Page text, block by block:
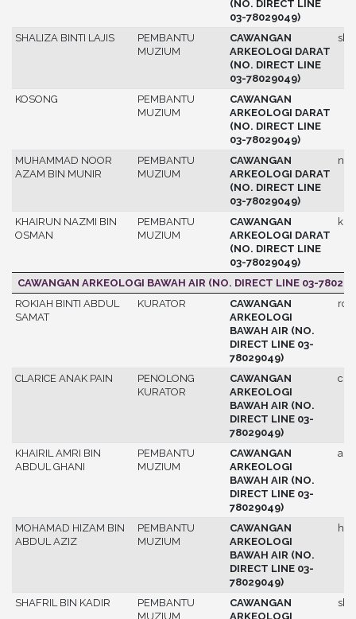
(NO. DIRECT LINE
03-78029049)
SHALIZA BINTI LAJIS
PEMBANTU
MUZIUM
CAWANGAN
ARKEOLOGI DARAT
(NO. DIRECT LINE
03-78029049)
KOSONG
PEMBANTU
MUZIUM
CAWANGAN
ARKEOLOGI DARAT
(NO. DIRECT LINE
03-78029049)
MUHAMMAD NOOR
AZAM BIN MUNIR
PEMBANTU
MUZIUM
CAWANGAN
ARKEOLOGI DARAT
(NO. DIRECT LINE
03-78029049)
KHAIRUN NAZMI BIN
OSMAN
PEMBANTU
MUZIUM
CAWANGAN
ARKEOLOGI DARAT
(NO. DIRECT LINE
03-78029049)
CAWANGAN ARKEOLOGI BAWAH AIR (NO. DIRECT LINE 03-
ROKIAH BINTI ABDUL
SAMAT
KURATOR
CAWANGAN
ARKEOLOGI
BAWAH AIR (NO.
DIRECT LINE 03-
78029049)
CLARICE ANAK PAIN
PENOLONG
KURATOR
CAWANGAN
ARKEOLOGI
BAWAH AIR (NO.
DIRECT LINE 03-
78029049)
KHAIRIL AMRI BIN
ABDUL GHANI
PEMBANTU
MUZIUM
CAWANGAN
ARKEOLOGI
BAWAH AIR (NO.
DIRECT LINE 03-
78029049)
MOHAMAD HIZAM BIN
ABDUL AZIZ
PEMBANTU
MUZIUM
CAWANGAN
ARKEOLOGI
BAWAH AIR (NO.
DIRECT LINE 03-
78029049)
SHAFRIL BIN KADIR
PEMBANTU
MUZIUM
CAWANGAN
ARKEOLOGI